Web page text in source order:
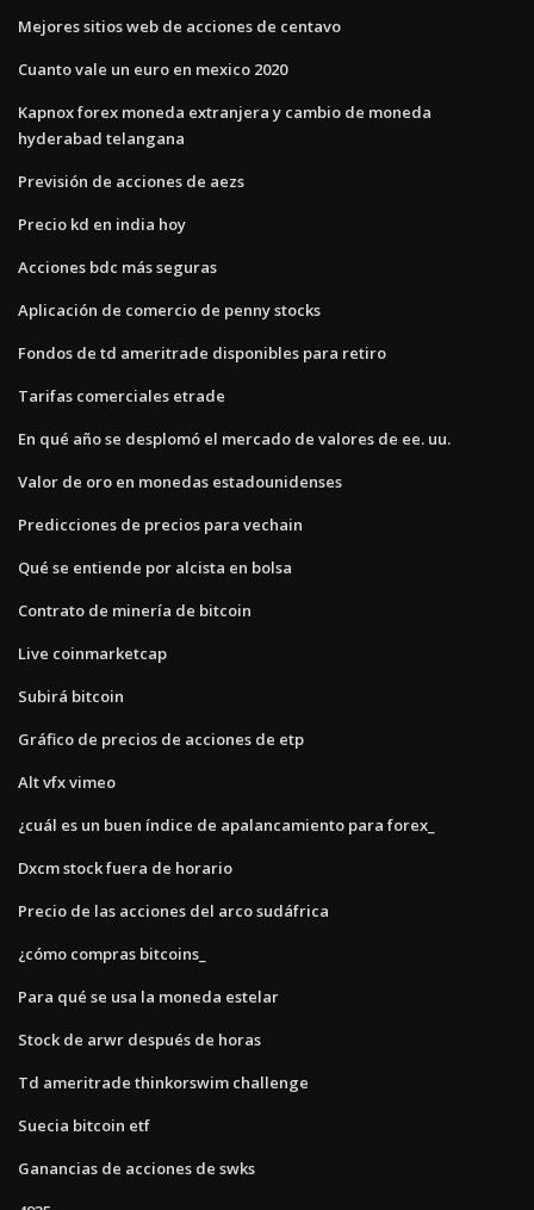
Mejores sitios web de acciones de centavo
Cuanto vale un euro en mexico 2020
Kapnox forex moneda extranjera y cambio de moneda
hyderabad telangana
Previsión de acciones de aezs
Precio kd en india hoy
Acciones bdc más seguras
Aplicación de comercio de penny stocks
Fondos de td ameritrade disponibles para retiro
Tarifas comerciales etrade
En qué año se desplomó el mercado de valores de ee. uu.
Valor de oro en monedas estadounidenses
Predicciones de precios para vechain
Qué se entiende por alcista en bolsa
Contrato de minería de bitcoin
Live coinmarketcap
Subirá bitcoin
Gráfico de precios de acciones de etp
Alt vfx vimeo
¿cuál es un buen índice de apalancamiento para forex_
Dxcm stock fuera de horario
Precio de las acciones del arco sudáfrica
¿cómo compras bitcoins_
Para qué se usa la moneda estelar
Stock de arwr después de horas
Td ameritrade thinkorswim challenge
Suecia bitcoin etf
Ganancias de acciones de swks